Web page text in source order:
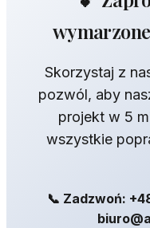
Skorzystaj z
pozwól, aby
projekt w 5
wszystkie
📞 Zadzwoń: